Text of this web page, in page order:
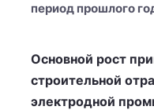
период прошлого
Основной рост
строительной
электродной